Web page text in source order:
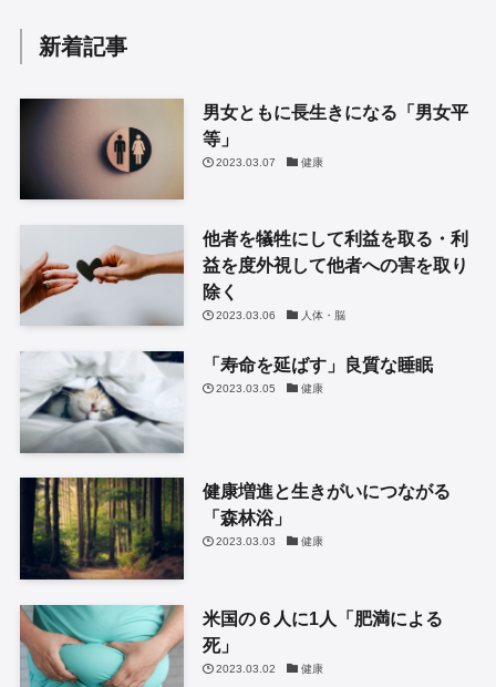
新着記事
男女ともに長生きになる「男女平
等」
2023.03.07 健康
他者を犠牲にして利益を取る・利
益を度外視して他者への害を取り
除く
2023.03.06 人体・脳
「寿命を延ばす」良質な睡眠
2023.03.05 健康
健康増進と生きがいにつながる
「森林浴」
2023.03.03 健康
米国の６人に1人「肥満による
死」
2023.03.02 健康